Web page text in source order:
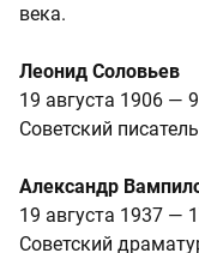
века.
Леонид Соловьев
19 августа 1906 —
Советский
Александр
19 августа 1937 —
Советский